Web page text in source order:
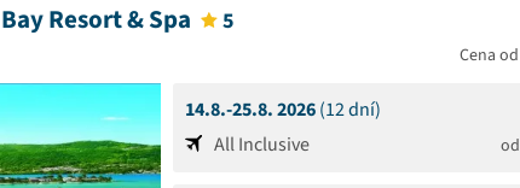
Resort & Spa 5
Cena od
14.8.-25.8. 2026(12 dní)
All Inclusive
od